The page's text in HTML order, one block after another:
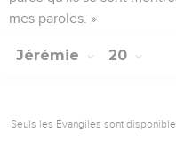
mes paroles. »
Jérémie 20
Seuls les Évangiles sont